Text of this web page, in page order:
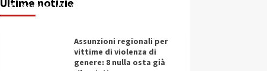
Redazione 07/08/2026
Assunzioni regionali per
vittime di violenza di
genere: 8 nulla osta già